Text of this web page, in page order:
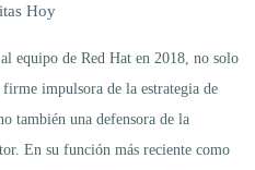
Hoy
equipo de Red Hat en 2018, no solo
impulsora de la estrategia de
también una defensora de la
En su función más reciente como